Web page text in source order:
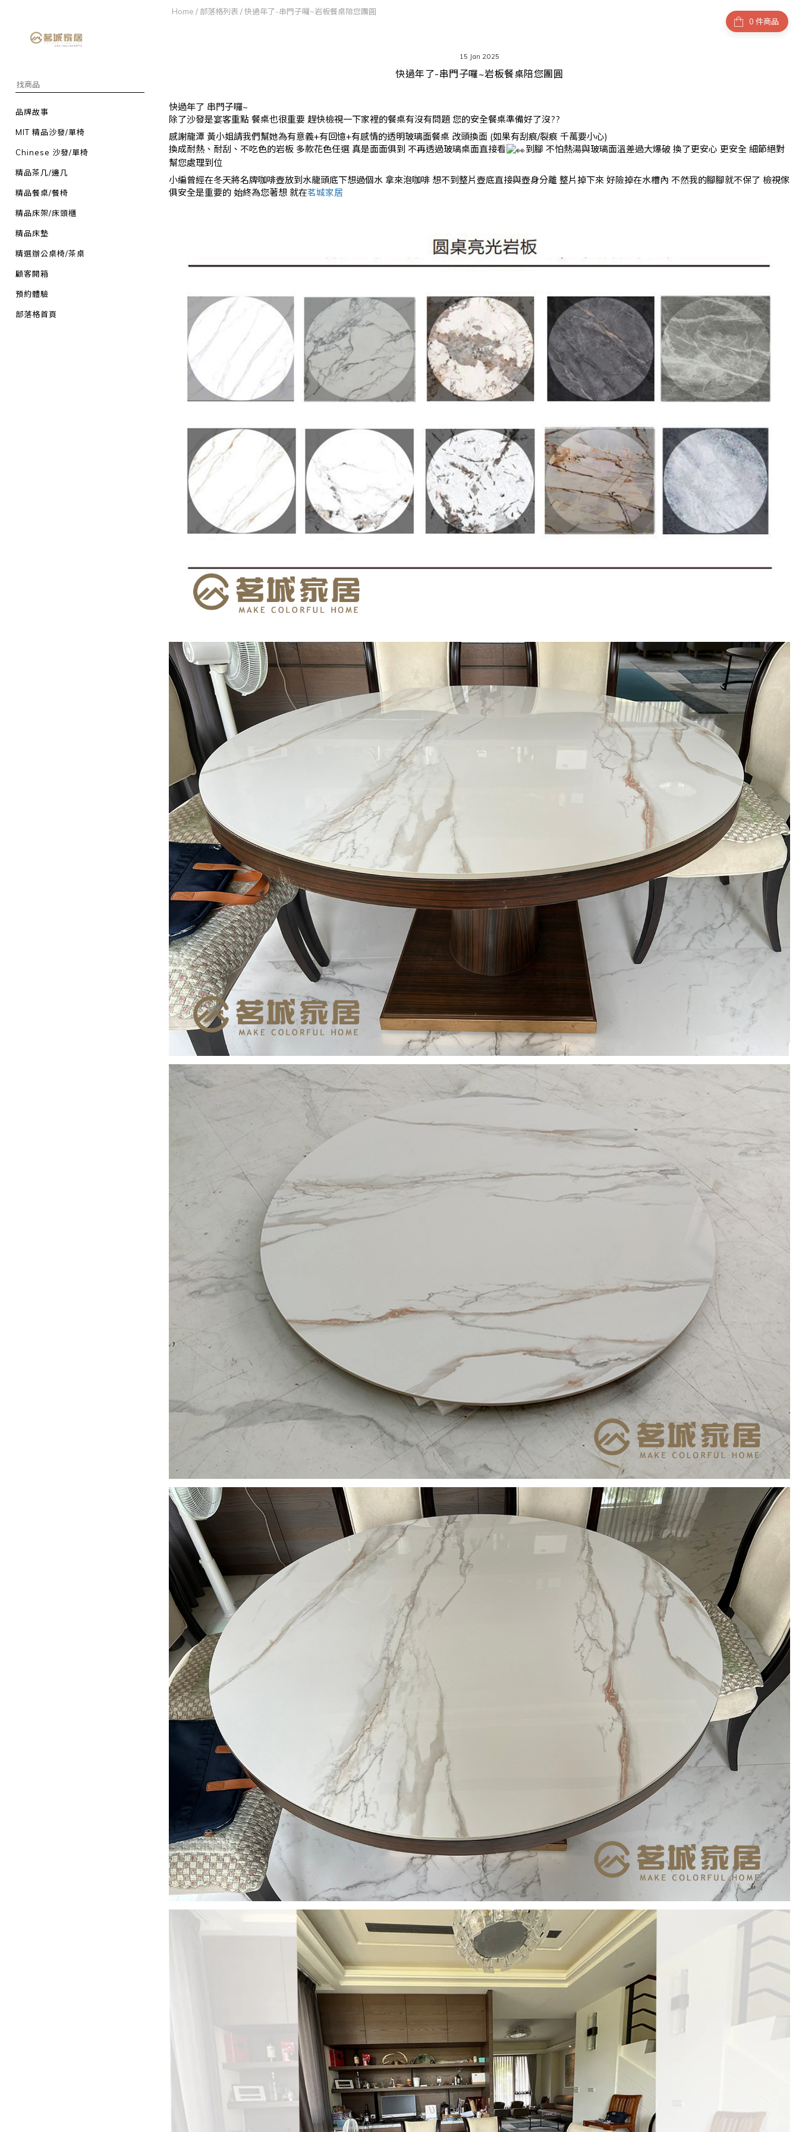
品牌故事
MIT 精品沙發/單椅
Chinese 沙發/單椅
精品茶几/邊几
精品餐桌/餐椅
精品床架/床頭櫃
精品床墊
精選辦公桌椅/茶桌
顧客開箱
預約體驗
部落格首頁
件商品
Home / 部落格列表 /快過年了-串門子囉~岩板餐桌陪您團圓
15 Jan 2025
快過年了-串門子囉~岩板餐桌陪您團圓
快過年了 串門子囉~
除了沙發是宴客重點 餐桌也很重要 趕快檢視一下家裡的餐桌有沒有問題 您的安全餐桌準備好了沒??
感謝龍潭 黃小姐請我們幫她為有意義+有回憶+有感情的透明玻璃面餐桌 改頭換面 (如果有刮痕/裂痕 千萬要小心)
換成耐熱、耐刮、不吃色的岩板 多款花色任選 真是面面俱到 不再透過玻璃桌面直接看
到腳 不怕熱湯與玻璃面溫差過大爆破 換了更安心 更安全 細節絕對
幫您處理到位
小編曾經在冬天將名牌咖啡壺放到水龍頭底下想過個水 拿來泡咖啡 想不到整片壺底直接與壺身分離 整片掉下來 好險掉在水槽內 不然我的腳腳就不保了 檢視傢
俱安全是重要的 始終為您著想 就在茗城家居